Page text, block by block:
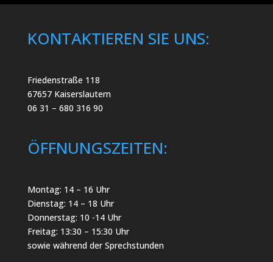
KONTAKTIEREN SIE UNS:
Friedenstraße 118
67657 Kaiserslautern
06 31 – 680 316 90
ÖFFNUNGSZEITEN:
Montag: 14 – 16 Uhr
Dienstag: 14 – 18 Uhr
Donnerstag: 10 -14 Uhr
Freitag: 13:30 – 15:30 Uhr
sowie während der Sprechstunden